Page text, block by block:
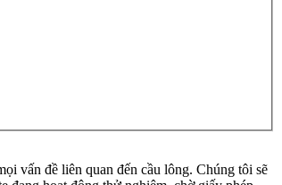
vấn đề liên quan đến cầu lông. Chúng tôi sẽ